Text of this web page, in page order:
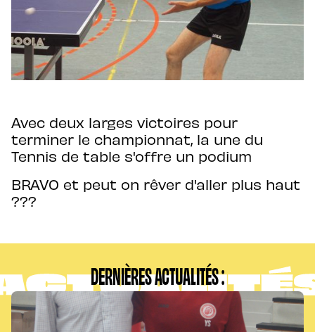
Avec deux larges victoires pour
terminer le championnat, la une du
Tennis de table s'offre un podium
BRAVO et peut on rêver d'aller plus haut
???
DERNIÈRES ACTUALITÉS :